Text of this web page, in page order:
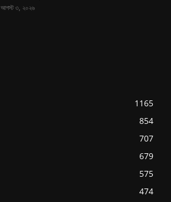
আগস্ট ৩, ২০২৬
1165
854
707
679
575
474